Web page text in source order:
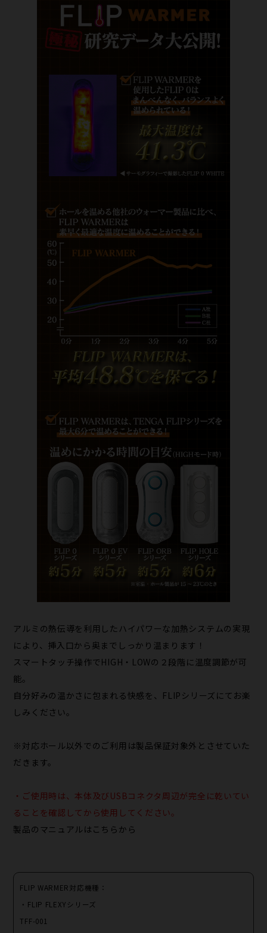
アルミの熱伝導を利用したハイパワーな加熱システムの実現
により、挿入口から奥までしっかり温まります！
スマートタッチ操作でHIGH・LOWの２段階に温度調節が可
能。
自分好みの温かさに包まれる快感を、FLIPシリーズにてお楽
しみください。
※対応ホール以外でのご利用は製品保証対象外とさせていた
だきます。
・ご使用時は、本体及びUSBコネクタ周辺が完全に乾いてい
ることを確認してから使用してください。
製品のマニュアルは こちらから
FLIP WARMER対応機種：
・FLIP FLEXYシリーズ
TFF-001